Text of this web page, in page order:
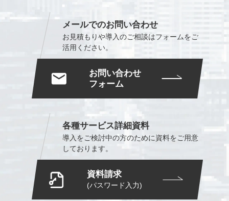
メールでのお問い合わせ
お見積もりや導入のご相談はフォームをご
活用ください。
お問い合わせ
フォーム
各種サービス詳細資料
導入をご検討中の方のために資料をご用意
しております。
資料請求
(パスワード入力)